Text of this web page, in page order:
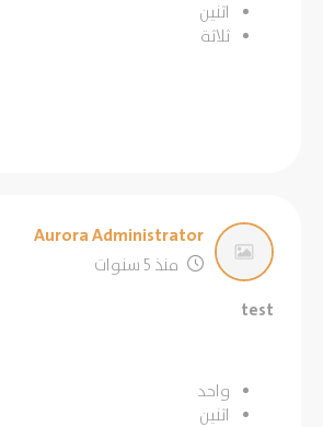
اثنين
ثلاثة
Aurora Administrator
منذ 5 سنوات
test
واحد
اثنين